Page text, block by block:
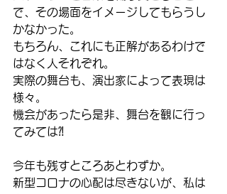
で、その場面をイメージしてもらうし
かなかった。
もちろん、これにも正解があるわけで
はなく人それぞれ。
実際の舞台も、演出家によって表現は
様々。
機会があったら是非、舞台を観に行っ
てみては⁈
今年も残すところあとわずか。
新型コロナの心配は尽きないが、私は